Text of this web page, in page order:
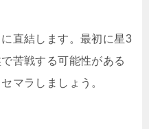
直結します。最初に星3
苦戦する可能性がある
マラしましょう。